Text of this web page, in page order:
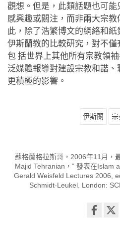
觀想。但是，此類話題也可
感興趣或關注，而非兩大宗教
此，除了浩繁博文的網絡和
伊斯蘭教的比較研究，對不僅
包 括世界上其他所有宗教領
泛媒體報導對建設宗教和諧
更積極的影響。
伊斯蘭
蘇格蘭格拉斯哥，2006年11月，
Majid Tehranian，” 發表在Islam
Gerald Weisfeld Lectures 2006,
Schmidt-Leukel. London: